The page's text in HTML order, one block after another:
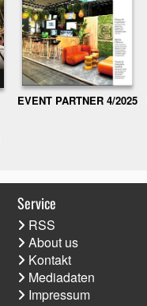
EVENT PARTNER 4/2025
Service
RSS
About us
Kontakt
Mediadaten
Impressum